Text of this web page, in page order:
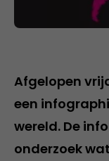
Afgelopen
een
wereld. De
onderzoek wat